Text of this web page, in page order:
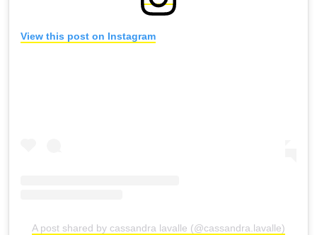
View this post on Instagram
A post shared by cassandra lavalle (@cassandra.lavalle)